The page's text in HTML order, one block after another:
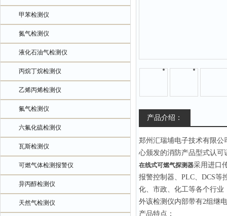
甲苯检测仪
氮气检测仪
液化石油气检测仪
丙烷丁烷检测仪
乙烯丙烯检测仪
氟气检测仪
六氟化硫检测仪
瓦斯检测仪
可燃气体检测报警仪
异丙醇检测仪
天然气检测仪
产品介绍：
郑州汇瑞埔电子技术有限公
心颁发的消防产品型式认
在线式可燃气探测器采用进口
报警控制器、PLC、DCS
化、市政、化工等各个行业
外该检测仪内部带有2组继
产品特点：